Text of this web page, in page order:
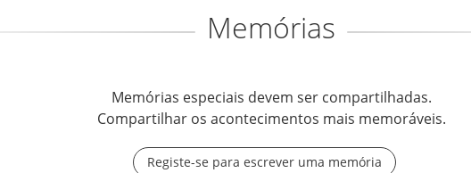
Memórias
Memórias especiais devem ser compartilhadas.
Compartilhar os acontecimentos mais memoráveis.
Registe-se para escrever uma memória